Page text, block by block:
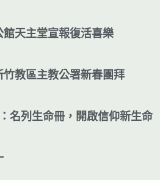
天主堂宣報復活喜樂
教區主教公署新春團拜
名列生命冊，開啟信仰新生命